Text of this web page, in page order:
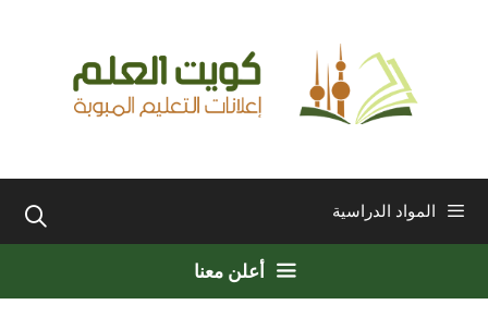
المواد الدراسية
أعلن معنا